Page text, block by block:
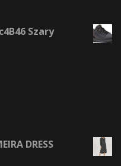
Szary
DRESS